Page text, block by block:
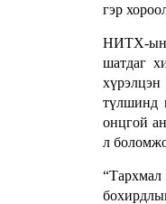
гэр
НИТХ-ын
шатдаг
түлшинд
онцгой
л